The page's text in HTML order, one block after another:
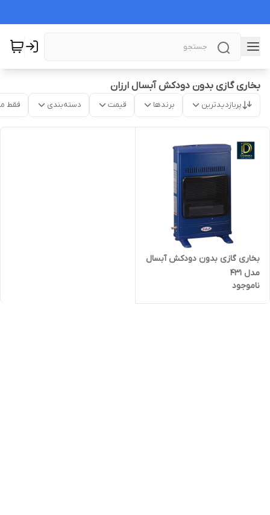
بخاری گازی بدون دودکش آبسال ارزان
پربازدیدترین برندها قیمت دسته‌بندی فقط
بخاری گازی بدون دودکش آبسال
مدل 431
ناموجود